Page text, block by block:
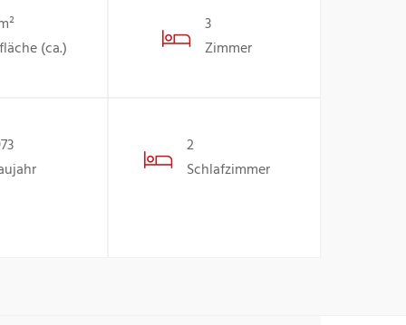
(ca.)
3
Zimmer
2
Schlafzimmer